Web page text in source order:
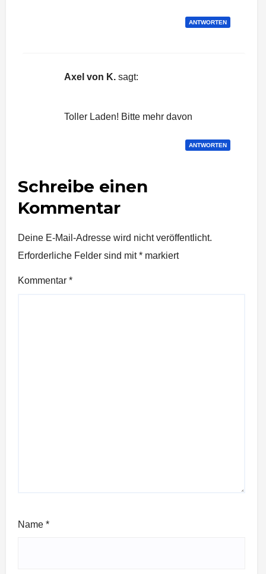
ANTWORTEN
Axel von K. sagt:
Toller Laden! Bitte mehr davon
ANTWORTEN
Schreibe einen
Kommentar
Deine E-Mail-Adresse wird nicht veröffentlicht.
Erforderliche Felder sind mit* markiert
Kommentar *
Name *